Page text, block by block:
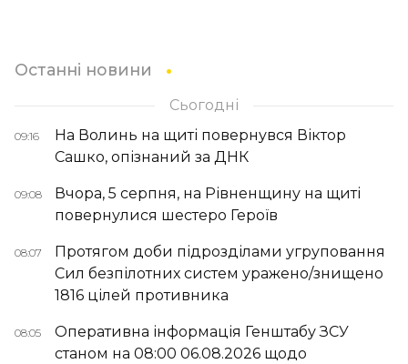
Останні новини
Сьогодні
09:16
На Волинь на щиті повернувся Віктор
Сашко, опізнаний за ДНК
09:08
Вчора, 5 серпня, на Рівненщину на щиті
повернулися шестеро Героїв
08:07
Протягом доби підрозділами угруповання
Сил безпілотних систем уражено/знищено
1816 цілей противника
08:05
Оперативна інформація Генштабу ЗСУ
станом на 08:00 06.08.2026 щодо